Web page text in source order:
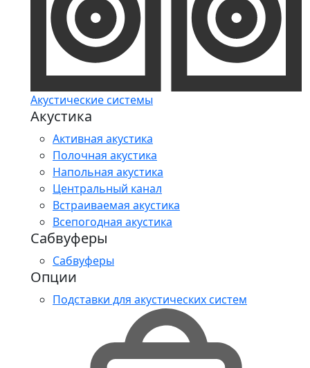
Акустические системы
Акустика
Активная акустика
Полочная акустика
Напольная акустика
Центральный канал
Встраиваемая акустика
Всепогодная акустика
Сабвуферы
Сабвуферы
Опции
Подставки для акустических систем